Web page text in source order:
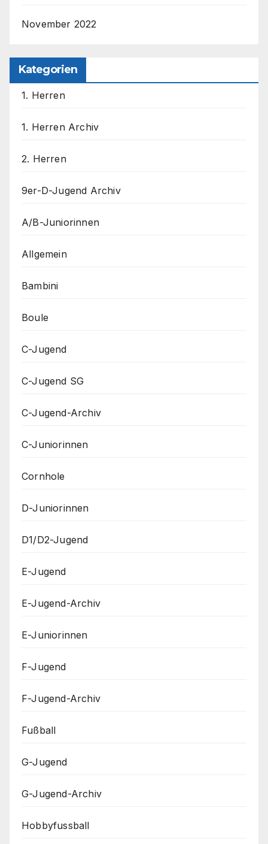
November 2022
Kategorien
1. Herren
1. Herren Archiv
2. Herren
9er-D-Jugend Archiv
A/B-Juniorinnen
Allgemein
Bambini
Boule
C-Jugend
C-Jugend SG
C-Jugend-Archiv
C-Juniorinnen
Cornhole
D-Juniorinnen
D1/D2-Jugend
E-Jugend
E-Jugend-Archiv
E-Juniorinnen
F-Jugend
F-Jugend-Archiv
Fußball
G-Jugend
G-Jugend-Archiv
Hobbyfussball